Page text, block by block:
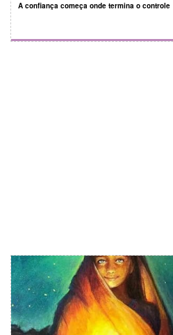
A confiança começa onde termina o controle